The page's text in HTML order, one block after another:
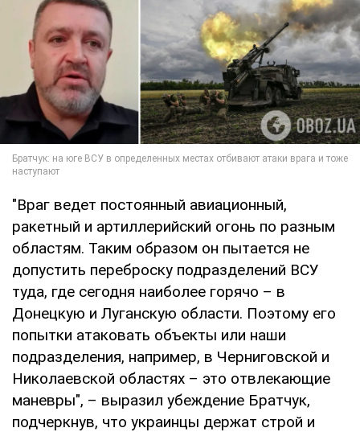
"Враг ведет постоянный авиационный,
ракетный и артиллерийский огонь по разным
областям. Таким образом он пытается не
допустить переброску подразделений ВСУ
туда, где сегодня наиболее горячо – в
Донецкую и Луганскую области. Поэтому его
попытки атаковать объекты или наши
подразделения, например, в Черниговской и
Николаевской областях – это отвлекающие
маневры", – выразил убеждение Братчук,
подчеркнув, что украинцы держат строй и